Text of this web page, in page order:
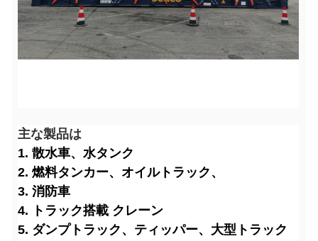
主な製品は
1. 散水車、水タンク
2. 燃料タンカー、オイルトラック、
3. 消防車
4. トラック搭載 クレーン
5. ダンプトラック、ティッパー、大型トラック